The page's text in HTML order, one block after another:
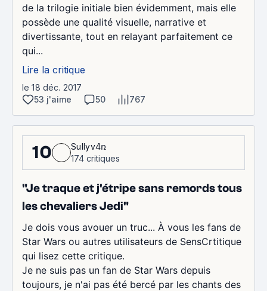
de la trilogie initiale bien évidemment, mais elle
possède une qualité visuelle, narrative et
divertissante, tout en relayant parfaitement ce
qui...
Lire la critique
le 18 déc. 2017
53 j'aime
50 767
10
Sullyv4ռ
174 critiques
"Je traque et j'étripe sans remords tous
les chevaliers Jedi"
Je dois vous avouer un truc... À vous les fans de
Star Wars ou autres utilisateurs de SensCrtitique
qui lisez cette critique.
Je ne suis pas un fan de Star Wars depuis
toujours, je n'ai pas été bercé par les chants des